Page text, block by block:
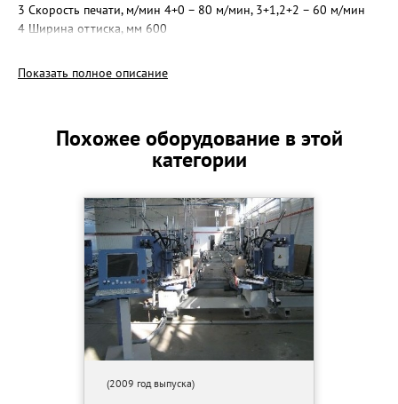
3 Скорость печати, м/мин 4+0 – 80 м/мин, 3+1,2+2 – 60 м/мин
4 Ширина оттиска, мм 600
6 Линиатура растрового вала 250 линий/дюйм
7 Печатные валы (мм) 500/4 шт, 550/3 шт, 600/2 шт, 700/1 шт.
10 Мощность нагревательных элементов 18 кВт
11 Габаритные размеры (д х ш х в) 4985 x 1600 x 2598
Показать полное описание
Похожее оборудование в этой
категории
(2009 год выпуска)